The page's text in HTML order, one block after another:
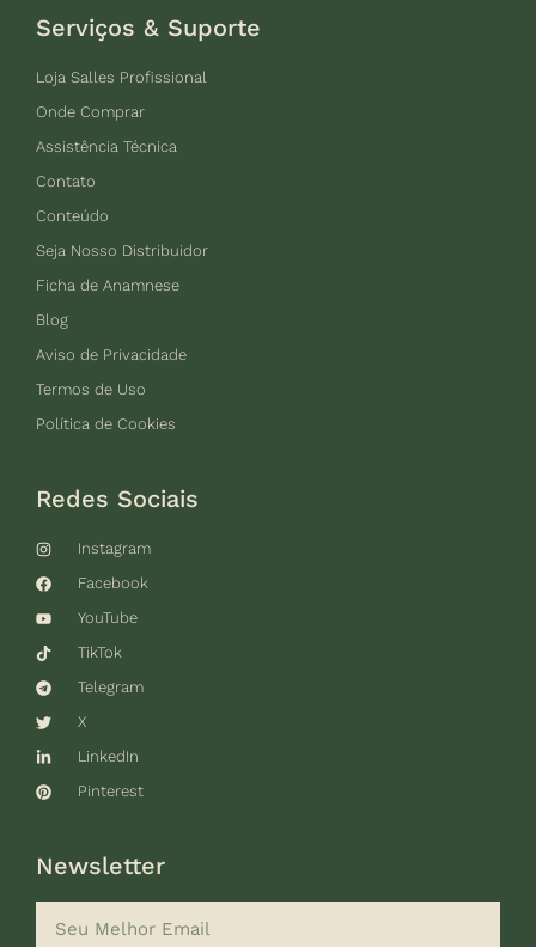
Serviços & Suporte
Loja Salles Profissional
Onde Comprar
Assistência Técnica
Contato
Conteúdo
Seja Nosso Distribuidor
Ficha de Anamnese
Blog
Aviso de Privacidade
Termos de Uso
Política de Cookies
Redes Sociais
Instagram
Facebook
YouTube
TikTok
Telegram
X
LinkedIn
Pinterest
Newsletter